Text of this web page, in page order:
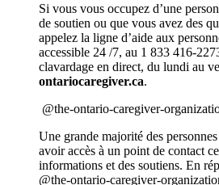
Si vous vous occupez d’une
de soutien ou que vous avez des
appelez la ligne d’aide aux
accessible 24 /7, au 1 833 416-
clavardage en direct, du lundi au
ontariocaregiver.ca.
@the-ontario-caregiver-
Une grande majorité des
avoir accès à un point de contact
informations et des soutiens. En
@the-ontario-caregiver-